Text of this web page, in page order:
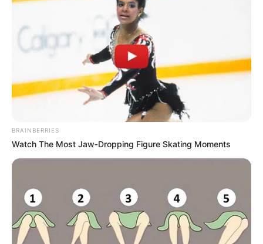
BRAINBERRIES
Watch The Most Jaw‑Dropping Figure Skating Moments